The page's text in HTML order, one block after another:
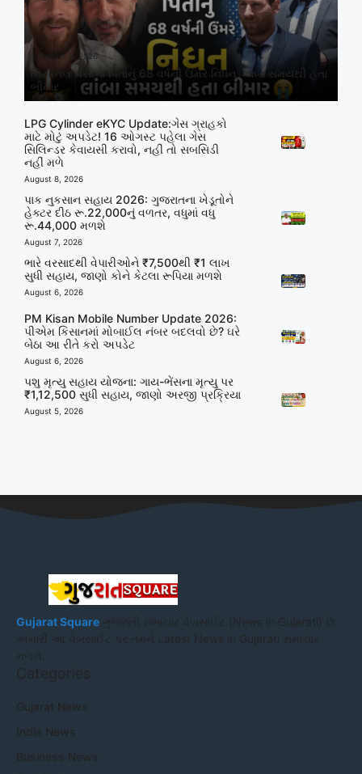
August 8, 2026
લિયોનેલ મેસીના પિતાનું 68 વર્ષની ઉંમરે નિધન, લાંબા સમયથી હતા
બીમાર
LPG Cylinder eKYC Update:ગેસ ગ્રાહકો
માટે મોટું અપડેટ! 16 ઓગસ્ટ પહેલા ગેસ
સિલિન્ડર કેવાયસી કરાવો, નહીં તો સબસિડી
નહીં મળે
August 8, 2026
પાક નુકસાન સહાય 2026: ગુજરાતના ખેડૂતોને
હેક્ટર દીઠ રૂ.22,000નું વળતર, વધુમાં વધુ
રૂ.44,000 મળશે
August 7, 2026
ભારે વરસાદથી વેપારીઓને ₹7,500થી ₹1 લાખ
સુધી સહાય, જાણો કોને કેટલા રૂપિયા મળશે
August 6, 2026
PM Kisan Mobile Number Update 2026:
પીએમ કિસાનમાં મોબાઈલ નંબર બદલવો છે? ઘરે
બેઠા આ રીતે કરો અપડેટ
August 6, 2026
પશુ મૃત્યુ સહાય યોજના: ગાય-ભેંસના મૃત્યુ પર
₹1,12,500 સુધી સહાય, જાણો અરજી પ્રક્રિયા
August 5, 2026
Gujarat Square ગુજરાતી સમાચાર વેબસાઈટ (News in Gujarati) છે.
અમારી આ વેબસાઈટ પર તમને Latest News in Gujarati સમાચાર
મળશે.
Categories
Gujarat News
India News
Business News